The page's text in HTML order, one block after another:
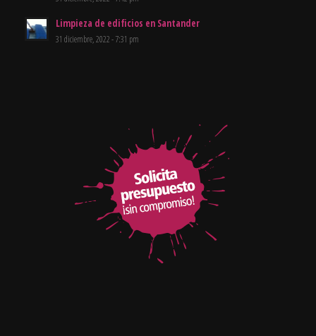
Limpieza de edificios en Santander
31 diciembre, 2022 - 7:31 pm